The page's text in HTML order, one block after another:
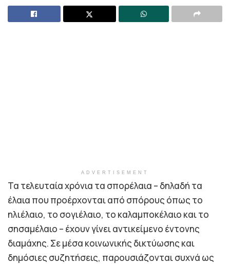
ADVERTISEMENT
Τα τελευταία χρόνια τα σπορέλαια – δηλαδή τα
έλαια που προέρχονται από σπόρους όπως το
ηλιέλαιο, το σογιέλαιο, το καλαμποκέλαιο και το
σησαμέλαιο – έχουν γίνει αντικείμενο έντονης
διαμάχης. Σε μέσα κοινωνικής δικτύωσης και
δημόσιες συζητήσεις, παρουσιάζονται συχνά ως